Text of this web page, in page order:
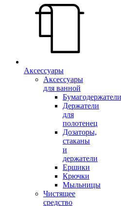
Аксессуары
Аксессуары
для ванной
Бумагодержатели
Держатели
для
полотенец
Дозаторы,
стаканы
и
держатели
Ершики
Крючки
Мыльницы
Чистящее
средство